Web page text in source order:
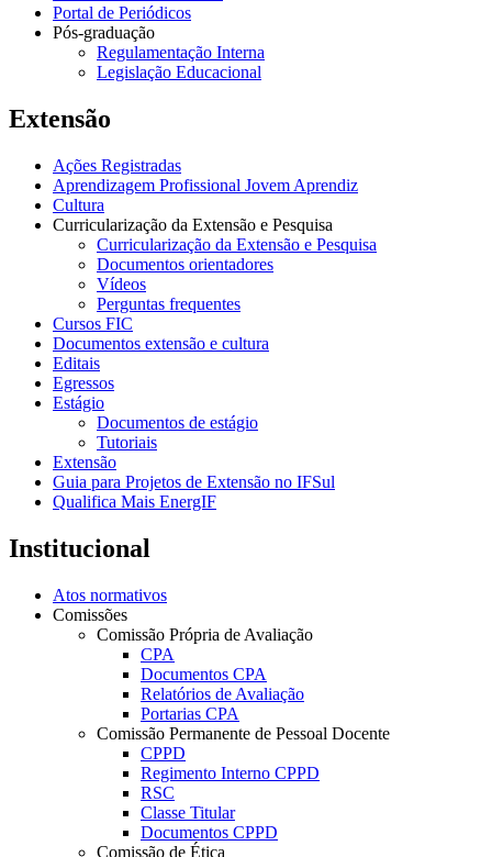
Portal de Periódicos
Pós-graduação
Regulamentação Interna
Legislação Educacional
Extensão
Ações Registradas
Aprendizagem Profissional Jovem Aprendiz
Cultura
Curricularização da Extensão e Pesquisa
Curricularização da Extensão e Pesquisa
Documentos orientadores
Vídeos
Perguntas frequentes
Cursos FIC
Documentos extensão e cultura
Editais
Egressos
Estágio
Documentos de estágio
Tutoriais
Extensão
Guia para Projetos de Extensão no IFSul
Qualifica Mais EnergIF
Institucional
Atos normativos
Comissões
Comissão Própria de Avaliação
CPA
Documentos CPA
Relatórios de Avaliação
Portarias CPA
Comissão Permanente de Pessoal Docente
CPPD
Regimento Interno CPPD
RSC
Classe Titular
Documentos CPPD
Comissão de Ética